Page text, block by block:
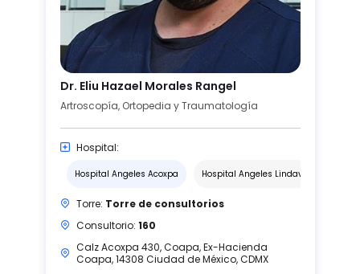
Dr. Eliu Hazael Morales Rangel
Artroscopía, Ortopedia y Traumatología
Hospital:
Hospital Angeles Acoxpa Hospital Angeles Lindavista
Torre: Torre de consultorios
Consultorio: 160
Calz Acoxpa 430, Coapa, Ex-Hacienda
Coapa, 14308 Ciudad de México, CDMX